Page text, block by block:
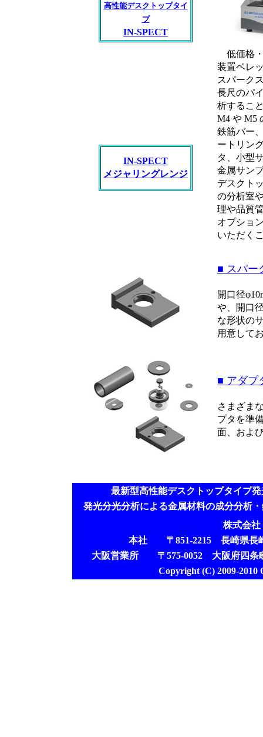
高性能デスクトップタイ
プ
IN-SPECT
低価格・
装置ベレ
スパーク
長尺のパ
析するこ
M4 や M5
鉄筋バー
ートリン
タ、小型
金属サン
デスクト
の分析室
理や品質
オプショ
いただく
IN-SPECT
メジャリングレンジ
■ スパー
開口径
や、開口
な形状の
用意して
■ アダプ
さまざま
プタを準
面、およ
最新型高性能デスクトップタイプ
発光分光分析による金属材料の成分分析
株式会社
本社 〒851-2215 長崎県長
大阪営業所 〒575-0052 大阪府四条
Copyright (C) 2009-2010